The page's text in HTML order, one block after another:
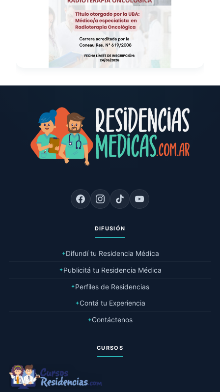
DIFUSIÓN
✦Difundí tu Residencia Médica
✦Publicitá tu Residencia Médica
✦Perfiles de Residencias
✦Contá tu Experiencia
✦Contáctenos
CURSOS